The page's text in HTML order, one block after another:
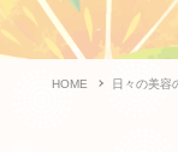
HOME 日々の美容